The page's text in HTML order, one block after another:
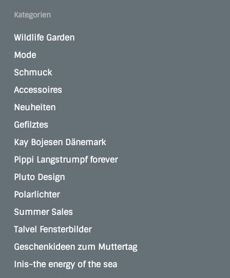
Kategorien
Wildlife Garden
Mode
Schmuck
Accessoires
Neuheiten
Gefilztes
Kay Bojesen Dänemark
Pippi Langstrumpf forever
Pluto Design
Polarlichter
Summer Sales
Talvel Fensterbilder
Geschenkideen zum Muttertag
Inis-the energy of the sea